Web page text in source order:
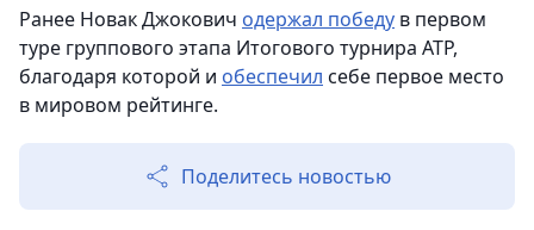
Ранее Новак Джокович одержал победу в первом
туре группового этапа Итогового турнира АТР,
благодаря которой и обеспечил себе первое место
в мировом рейтинге.
Поделитесь новостью